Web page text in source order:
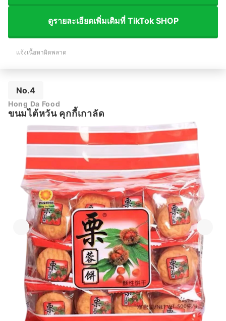
ดูรายละเอียดเพิ่มเติมที่ TikTok SHOP
แจ้งเนื้อหาผิดพลาด
No.4
Hong Da Food
ขนมไต้หวัน คุกกี้เกาลัด